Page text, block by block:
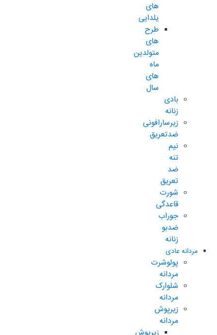
های
یلدایی
طرح
های
متولدین
ماه
های
سال
بادی
زنانه
زیرسارافونی
ضدتعریق
نیم
تنه
ضد
تعریق
شورت
قاعدگی
جوراب
ضدبو
زنانه
مردانه عادی
پولوشرت
مردانه
شلوارک
مردانه
زیرپوش
مردانه